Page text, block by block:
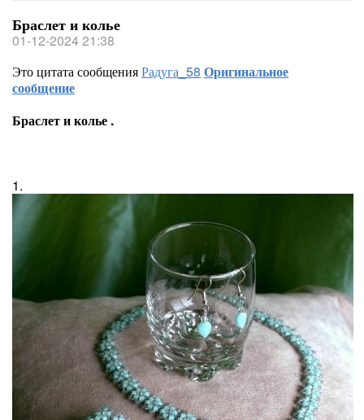
Браслет и колье
01-12-2024 21:38
Это цитата сообщенияРадуга_58 Оригинальное
сообщение
Браслет и колье .
1.